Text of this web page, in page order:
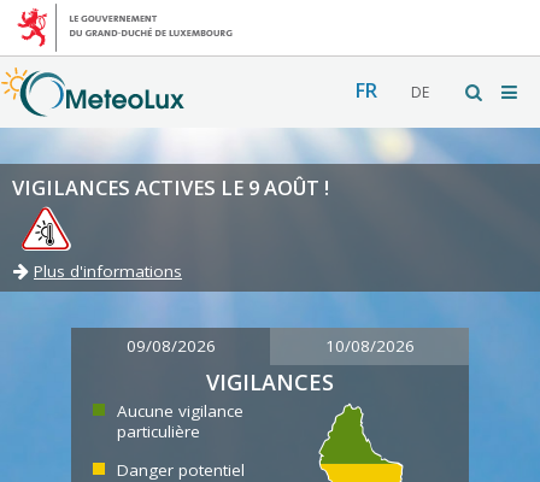
FR DE
VIGILANCES ACTIVES LE 9 AOÛT !
Plus d'informations
09/08/2026 10/08/2026
VIGILANCES
Aucune vigilance
particulière
Danger potentiel